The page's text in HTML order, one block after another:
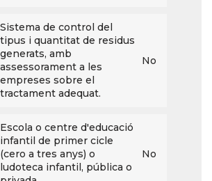
Sistema de control del
tipus i quantitat de residus
generats, amb
assessorament a les
empreses sobre el
tractament adequat.
No
Escola o centre d'educació
infantil de primer cicle
(cero a tres anys) o
ludoteca infantil, pública o
No